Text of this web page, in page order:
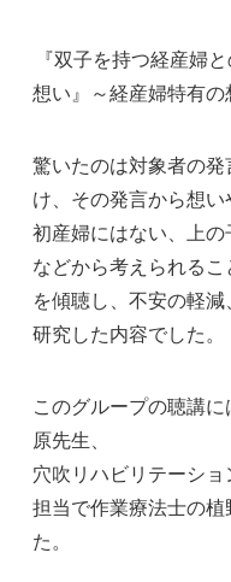
『双子を持つ経産婦
想い』～経産婦特有の
驚いたのは対象者の
け、その発言から想い
初産婦にはない、上
などから考えられる
を傾聴し、不安の軽
研究した内容でした。
このグループの聴講
原先生
穴吹リハビリテーシ
担当で作業療法士の植
た。